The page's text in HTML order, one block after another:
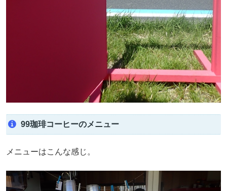
99珈琲コーヒーのメニュー
メニューはこんな感じ。